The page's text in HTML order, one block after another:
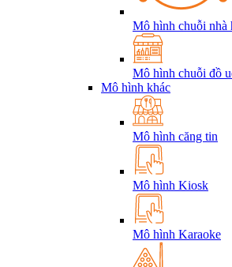
Mô hình chuỗi nhà
Mô hình chuỗi đồ
Mô hình khác
Mô hình căng tin
Mô hình Kiosk
Mô hình Karaoke